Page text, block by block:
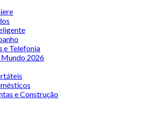
e Telefonia
2026
e Construção